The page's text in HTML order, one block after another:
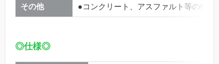
その他 ●コンクリート、アスファルト等の物性
◎仕様◎